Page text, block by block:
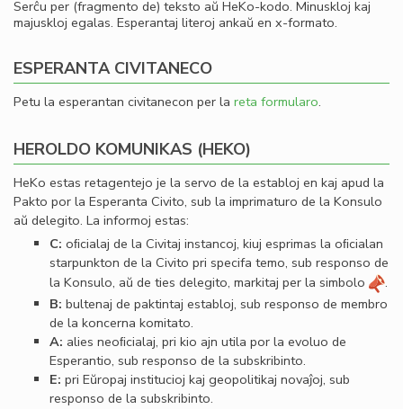
Serĉu per (fragmento de) teksto aŭ HeKo-kodo. Minuskloj kaj
majuskloj egalas. Esperantaj literoj ankaŭ en x-formato.
ESPERANTA CIVITANECO
Petu la esperantan civitanecon per la reta formularo.
HEROLDO KOMUNIKAS (HEKO)
HeKo estas retagentejo je la servo de la establoj en kaj apud la
Pakto por la Esperanta Civito, sub la imprimaturo de la Konsulo
aŭ delegito. La informoj estas:
C: oﬁcialaj de la Civitaj instancoj, kiuj esprimas la oﬁcialan
starpunkton de la Civito pri specifa temo, sub responso de
la Konsulo, aŭ de ties delegito, markitaj per la simbolo
.
B: bultenaj de paktintaj establoj, sub responso de membro
de la koncerna komitato.
A: alies neoﬁcialaj, pri kio ajn utila por la evoluo de
Esperantio, sub responso de la subskribinto.
E: pri Eŭropaj institucioj kaj geopolitikaj novaĵoj, sub
responso de la subskribinto.